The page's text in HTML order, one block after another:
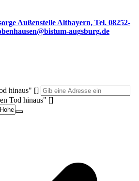
Außenstelle Altbayern, Tel. 08252-
augsburg.de
hinaus" []
Tod hinaus" []